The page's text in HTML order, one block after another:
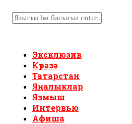
Эксклюзив
Күрәзә
Татарстан
Яңалыклар
Язмыш
Интервью
Афиша